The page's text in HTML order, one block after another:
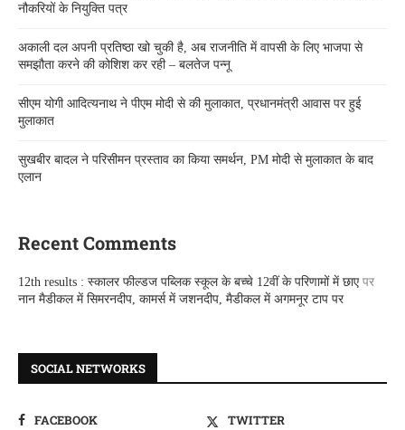
नौकरियों के नियुक्ति पत्र
अकाली दल अपनी प्रतिष्ठा खो चुकी है, अब राजनीति में वापसी के लिए भाजपा से
समझौता करने की कोशिश कर रही – बलतेज पन्नू
सीएम योगी आदित्यनाथ ने पीएम मोदी से की मुलाकात, प्रधानमंत्री आवास पर हुई
मुलाकात
सुखबीर बादल ने परिसीमन प्रस्ताव का किया समर्थन, PM मोदी से मुलाकात के बाद
एलान
Recent Comments
12th results : स्कालर फील्डज पब्लिक स्कूल के बच्चे 12वीं के परिणामों में छाएपर
नान मैडीकल में सिमरनदीप, कामर्स में जशनदीप, मैडीकल में अगमनूर टाप पर
SOCIAL NETWORKS
FACEBOOK
TWITTER